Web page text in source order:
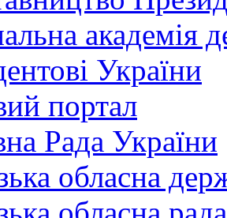
академія
України
портал
Рада України
обласна